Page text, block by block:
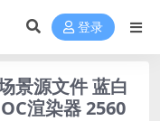
登录
景源文件 蓝白
渲染器 2560